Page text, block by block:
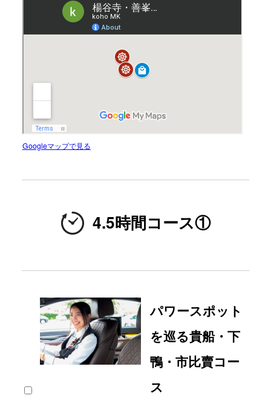
Googleマップで見る
4.5時間コース①
パワースポット
を巡る貴船・下
鴨・市比賣コー
ス